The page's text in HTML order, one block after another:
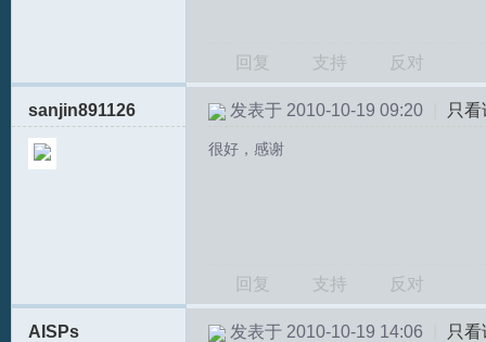
回复 支持 反对
sanjin891126 发表于 2010-10-19 09:20 只
很好，感谢
回复 支持 反对
AISPs 发表于 2010-10-19 14:06 只